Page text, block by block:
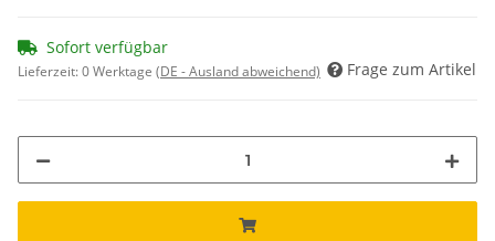
Sofort verfügbar
Lieferzeit:0 Werktage (DE - Ausland abweichend) Frage zum Artikel